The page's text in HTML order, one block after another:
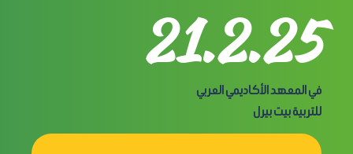
21.2.25
في المعهد الأكاديمي العربي
للتربية بيت بيرل